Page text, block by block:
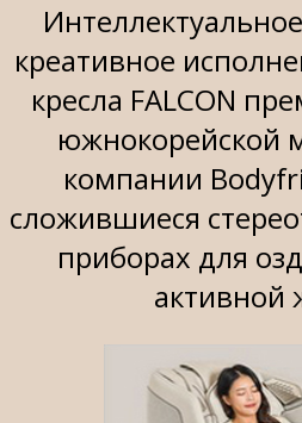
креативное
кресла FALCON
южнокорейской
компании
сложившиеся
приборах для
активной